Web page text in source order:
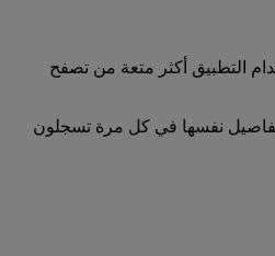
التطبيق أكثر متعة من تصفح
نفسها في كل مرة تسجلون